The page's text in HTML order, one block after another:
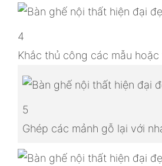
4
Khắc thủ công các mẫu
5
Ghép các mảnh gỗ lại với